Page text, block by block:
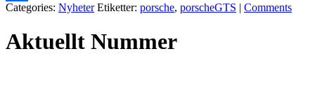
Dela
Categories: Nyheter Etiketter: porsche, porscheGTS | Comments
Aktuellt Nummer